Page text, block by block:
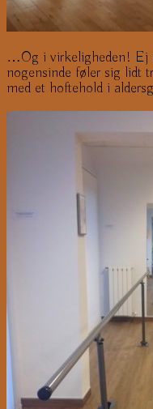
…Og i virkeligheden! Ej
nogensinde føler sig lidt
med et hoftehold i